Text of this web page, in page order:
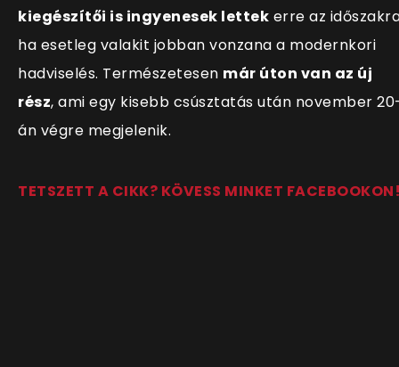
kiegészítői is ingyenesek lettek erre az
ha esetleg valakit jobban vonzana a modernkori
hadviselés. Természetesen már úton van az új
rész, ami egy kisebb csúsztatás után november
án végre megjelenik.
TETSZETT A CIKK? KÖVESS MINKET